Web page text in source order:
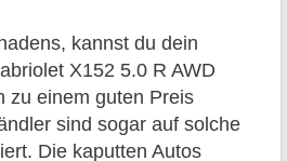
kannst du dein
X152 5.0 R AWD
zu einem guten Preis
sind sogar auf solche
Die kaputten Autos